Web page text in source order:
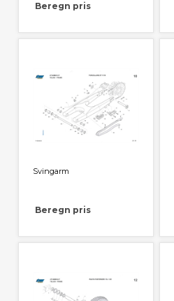
Beregn pris
Svingarm
Beregn pris